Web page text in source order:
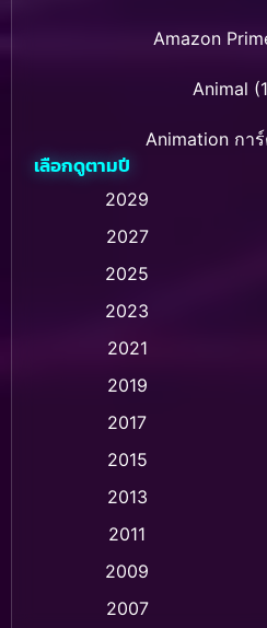
Amazon
Animal
Animation กา
Animation การ์ตู
Animation การ์
Animation แอนิ
Animation แอนิ
เลือกดูตามปี
2029
2027
2025
2023
2021
2019
2017
2015
2013
2011
2009
2007